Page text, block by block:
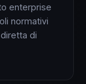
enterprise
normativi
di